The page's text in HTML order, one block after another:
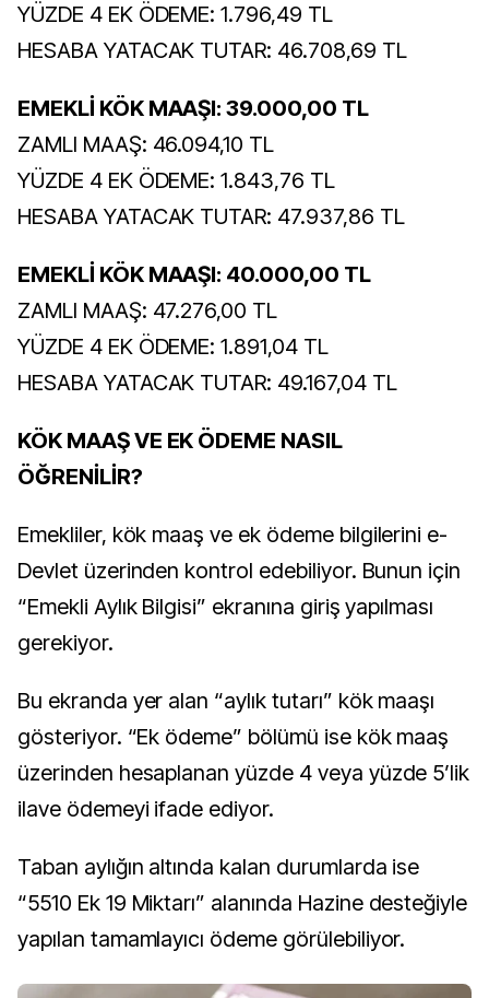
YÜZDE 4 EK ÖDEME: 1.796,49 TL
HESABA YATACAK TUTAR: 46.708,69 TL
EMEKLİ KÖK MAAŞI: 39.000,00 TL
ZAMLI MAAŞ: 46.094,10 TL
YÜZDE 4 EK ÖDEME: 1.843,76 TL
HESABA YATACAK TUTAR: 47.937,86 TL
EMEKLİ KÖK MAAŞI: 40.000,00 TL
ZAMLI MAAŞ: 47.276,00 TL
YÜZDE 4 EK ÖDEME: 1.891,04 TL
HESABA YATACAK TUTAR: 49.167,04 TL
KÖK MAAŞ VE EK ÖDEME NASIL
ÖĞRENİLİR?
Emekliler, kök maaş ve ek ödeme bilgilerini e-
Devlet üzerinden kontrol edebiliyor. Bunun için
“Emekli Aylık Bilgisi” ekranına giriş yapılması
gerekiyor.
Bu ekranda yer alan “aylık tutarı” kök maaşı
gösteriyor. “Ek ödeme” bölümü ise kök maaş
üzerinden hesaplanan yüzde 4 veya yüzde 5’lik
ilave ödemeyi ifade ediyor.
Taban aylığın altında kalan durumlarda ise
“5510 Ek 19 Miktarı” alanında Hazine desteğiyle
yapılan tamamlayıcı ödeme görülebiliyor.